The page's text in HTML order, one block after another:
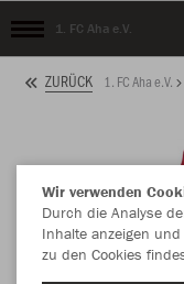
1. FC Aha e.V.
ZURÜCK 1. FC Aha e.V.
Wir verwenden
Durch die Analyse
Inhalte anzeigen
zu den Cookies